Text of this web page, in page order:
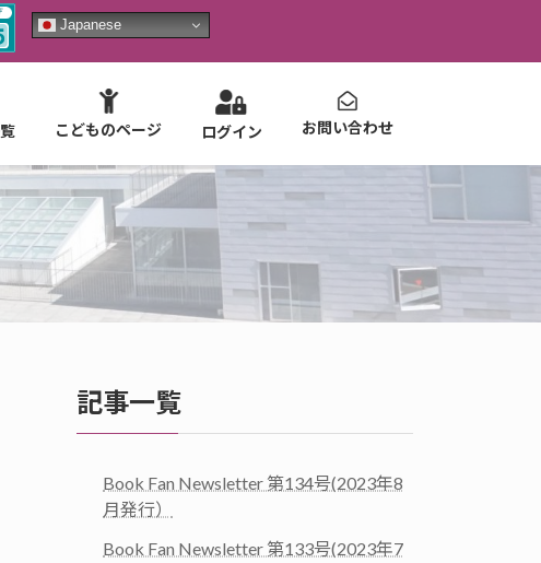
Japanese
こどものページ ログイン お問い合わせ
記事一覧
Book Fan Newsletter 第134号(2023年8
月発行）
Book Fan Newsletter 第133号(2023年7